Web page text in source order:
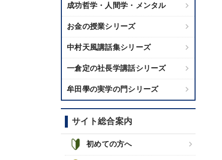
成功哲学・人間学・メンタル
お金の授業シリーズ
中村天風講話集シリーズ
一倉定の社長学講話シリーズ
牟田學の実学の門シリーズ
サイト総合案内
初めての方へ